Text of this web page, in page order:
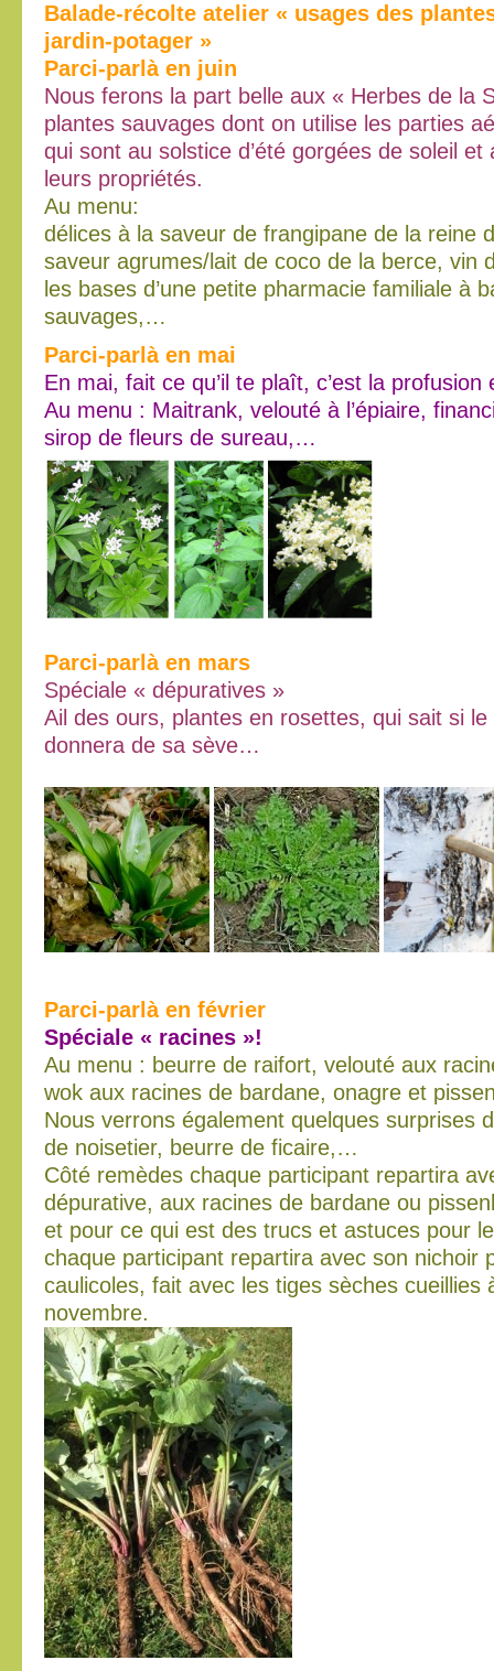
Balade-récolte atelier « usages des
jardin-potager »
Parci-parlà en juin
Nous ferons la part belle aux « Herbes de la
plantes sauvages dont on utilise les parties
qui sont au solstice d’été gorgées de soleil et
leurs propriétés.
Au menu:
délices à la saveur de frangipane de la reine
saveur agrumes/lait de coco de la berce, vin
les bases d’une petite pharmacie familiale à
sauvages,…
Parci-parlà en mai
En mai, fait ce qu’il te plaît, c’est la profusion
Au menu : Maitrank, velouté à l’épiaire,
sirop de fleurs de sureau,…
Parci-parlà en mars
Spéciale « dépuratives »
Ail des ours, plantes en rosettes, qui sait si le
donnera de sa sève…
Parci-parlà en février
Spéciale « racines »!
Au menu : beurre de raifort, velouté aux
wok aux racines de bardane, onagre et
Nous verrons également quelques surprises
de noisetier, beurre de ficaire,…
Côté remèdes chaque participant repartira
dépurative, aux racines de bardane ou
et pour ce qui est des trucs et astuces pour
chaque participant repartira avec son nichoir
caulicoles, fait avec les tiges sèches cueillies
novembre.